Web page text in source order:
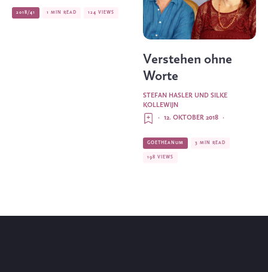
2018/41 1 MIN READ 124 VIEWS
Verstehen ohne
Worte
STEFAN HASLER UND SILKE
KOLLEWIJN
·
12. OKTOBER 2018
·
GOETHEANUM 3 MIN READ
198 VIEWS